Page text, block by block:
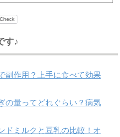
す♪
副作用？上手に食べて効果
の量ってどれぐらい？病気
ドミルクと豆乳の比較！オ